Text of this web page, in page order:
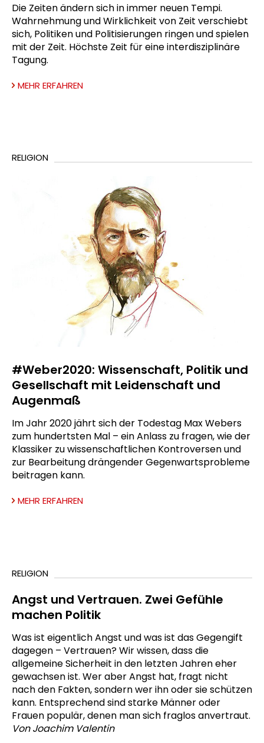
Die Zeiten ändern sich in immer neuen Tempi.
Wahrnehmung und Wirklichkeit von Zeit verschiebt
sich, Politiken und Politisierungen ringen und spielen
mit der Zeit. Höchste Zeit für eine interdisziplinäre
Tagung.
MEHR ERFAHREN
RELIGION
#Weber2020: Wissenschaft, Politik und
Gesellschaft mit Leidenschaft und
Augenmaß
Im Jahr 2020 jährt sich der Todestag Max Webers
zum hundertsten Mal – ein Anlass zu fragen, wie der
Klassiker zu wissenschaftlichen Kontroversen und
zur Bearbeitung drängender Gegenwartsprobleme
beitragen kann.
MEHR ERFAHREN
RELIGION
Angst und Vertrauen. Zwei Gefühle
machen Politik
Was ist eigentlich Angst und was ist das Gegengift
dagegen – Vertrauen? Wir wissen, dass die
allgemeine Sicherheit in den letzten Jahren eher
gewachsen ist. Wer aber Angst hat, fragt nicht
nach den Fakten, sondern wer ihn oder sie schützen
kann. Entsprechend sind starke Männer oder
Frauen populär, denen man sich fraglos anvertraut.
Von Joachim Valentin